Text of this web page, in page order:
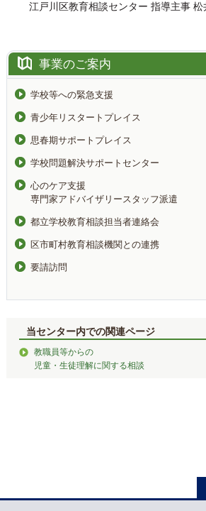
江戸川区教育相談センター 指導主事 松
事業のご案内
学校等への緊急支援
青少年リスタートプレイス
思春期サポートプレイス
学校問題解決サポートセンター
心のケア支援
専門家アドバイザリースタッフ派遣
都立学校教育相談担当者連絡会
区市町村教育相談機関との連携
要請訪問
当センター内での関連ページ
教職員等からの
児童・生徒理解に関する相談